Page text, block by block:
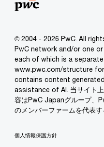
© 2004 - 2026 PwC. All
PwC network and/or one
each of which is a
www.pwc.com/structure
contains content
assistance of AI. 当サイト
容はPwC Japanグループ、
のメンバーファームを代表す
個人情報保護方針